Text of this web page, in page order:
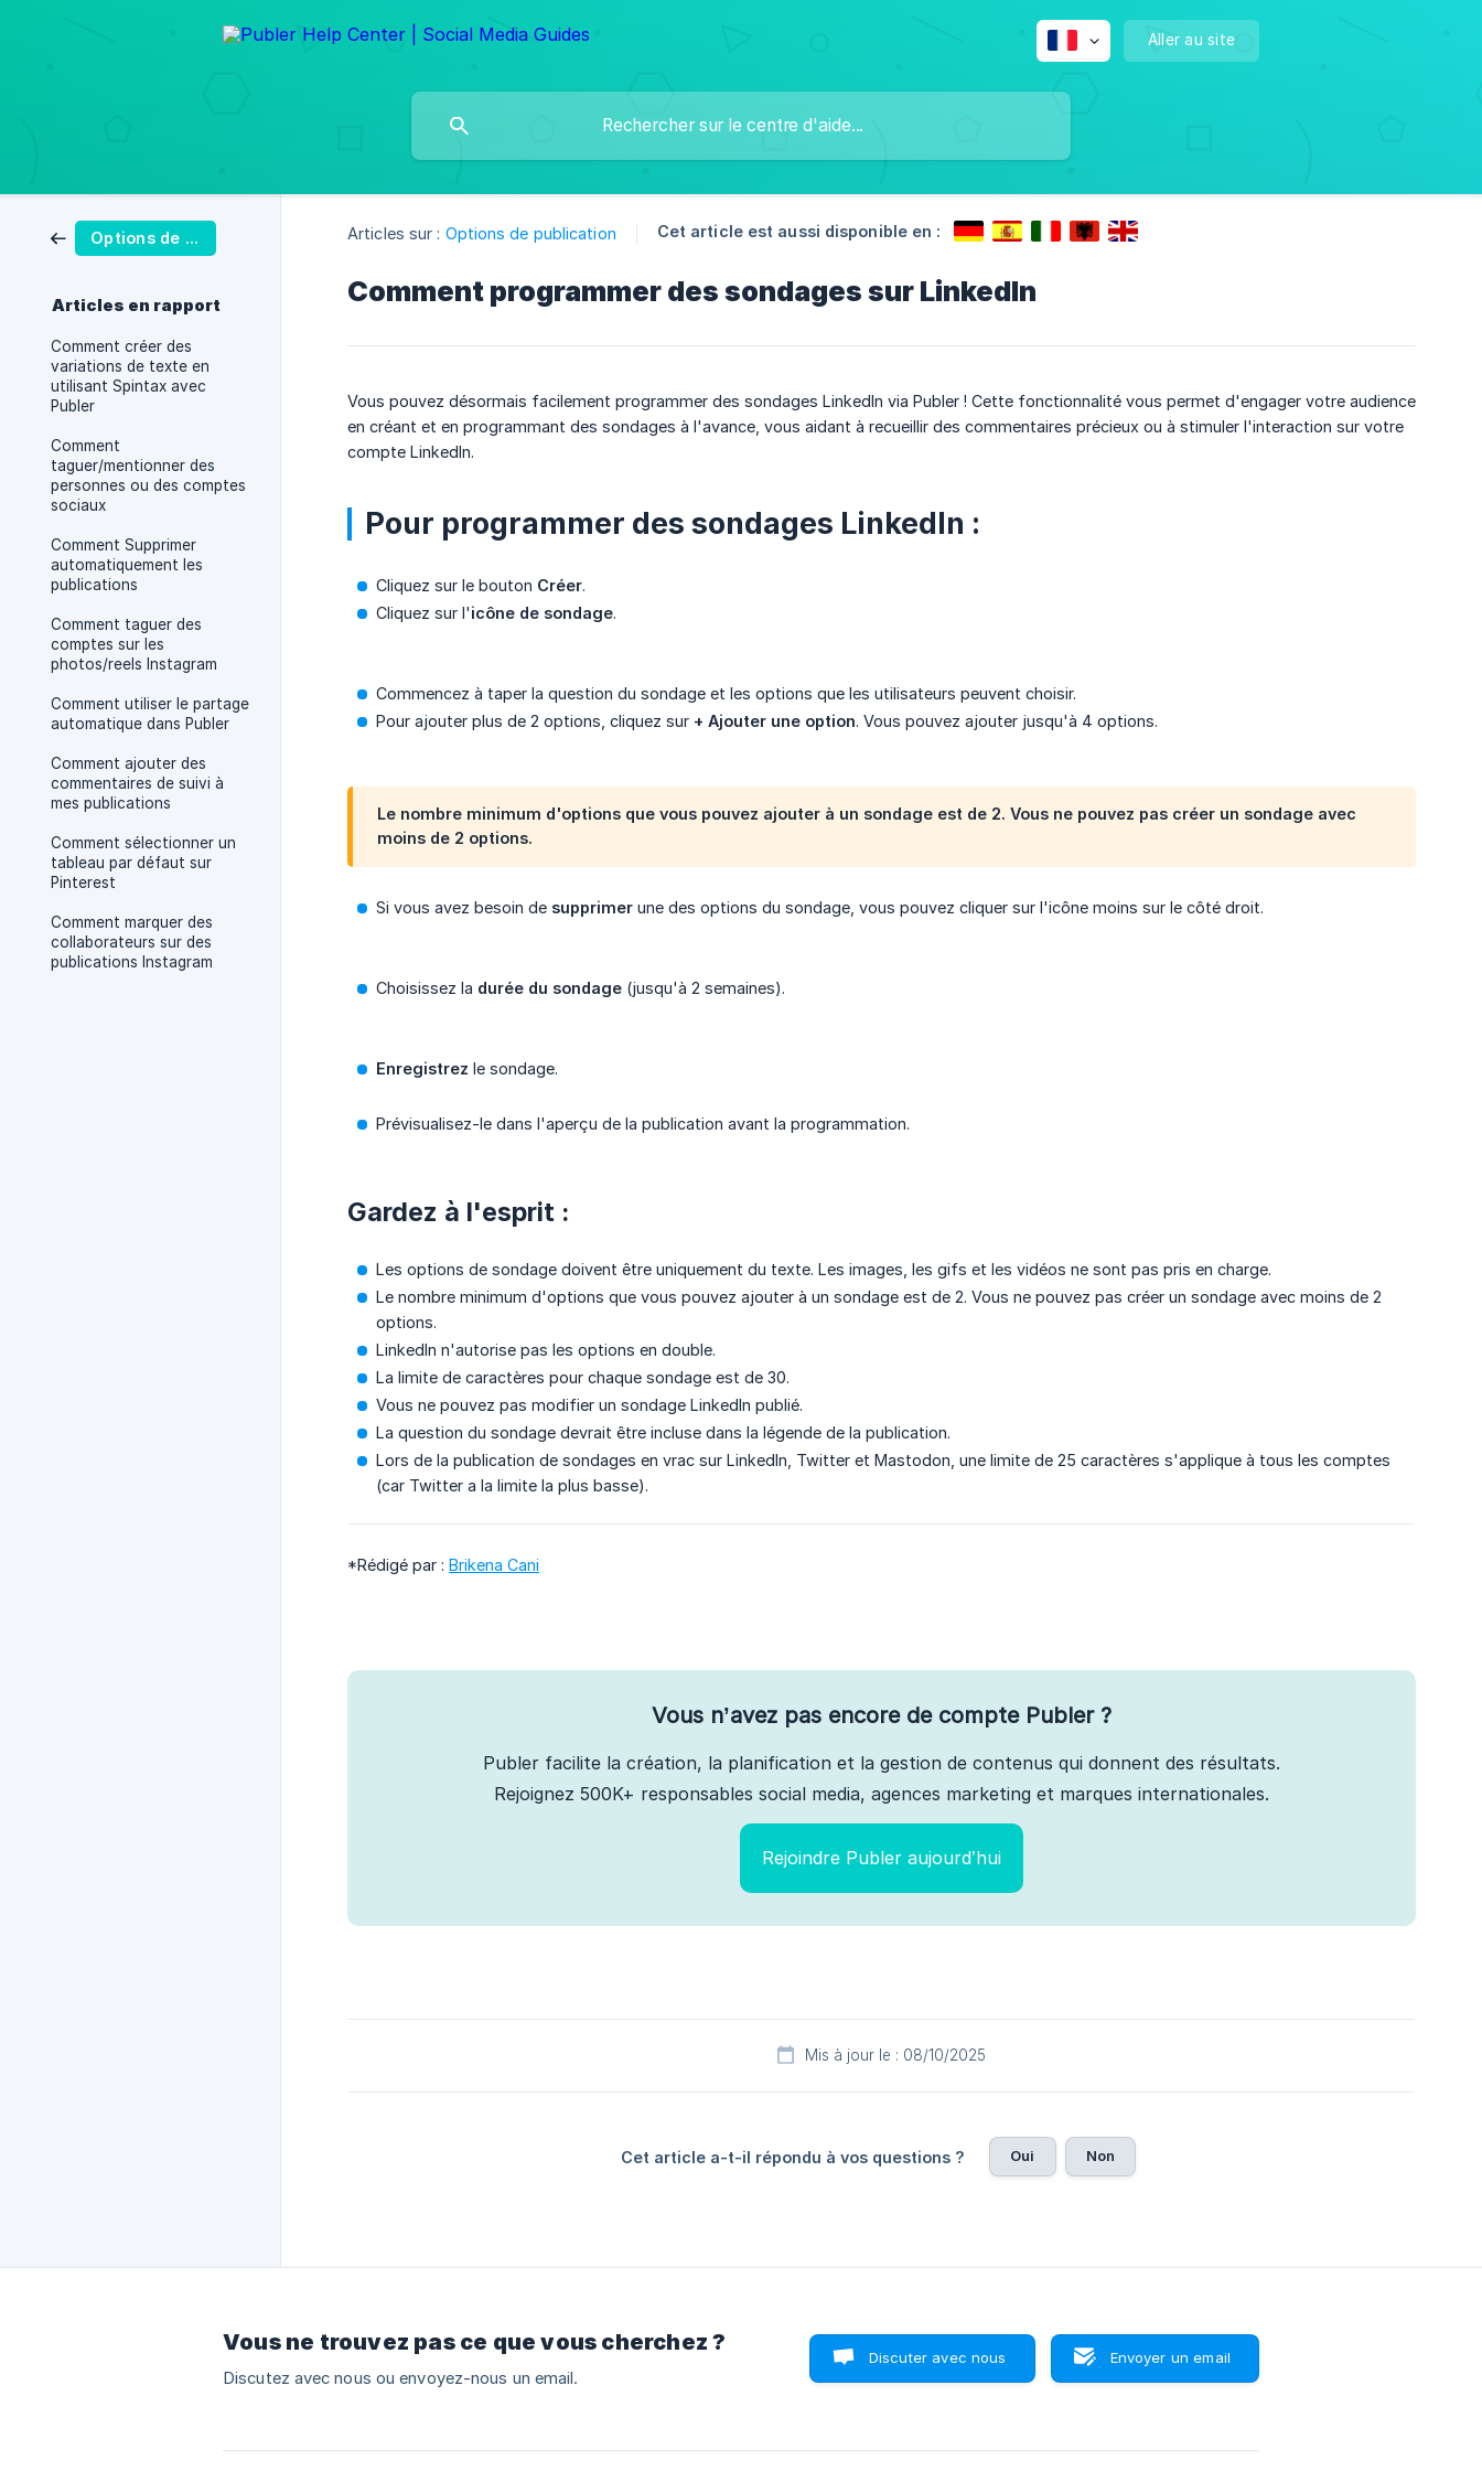
Aller au site
Options de publication
Articles en rapport
Comment créer des
variations de texte en
utilisant Spintax avec
Publer
Comment
taguer/mentionner des
personnes ou des comptes
sociaux
Comment Supprimer
automatiquement les
publications
Comment taguer des
comptes sur les
photos/reels Instagram
Comment utiliser le partage
automatique dans Publer
Comment ajouter des
commentaires de suivi à
mes publications
Comment sélectionner un
tableau par défaut sur
Pinterest
Comment marquer des
collaborateurs sur des
publications Instagram
Articles sur : Options de publication Cet article est aussi disponible en :
Comment programmer des sondages sur LinkedIn
Vous pouvez désormais facilement programmer des sondages LinkedIn via Publer ! Cette fonctionnalité vous permet d'engager votre audience
en créant et en programmant des sondages à l'avance, vous aidant à recueillir des commentaires précieux ou à stimuler l'interaction sur votre
compte LinkedIn.
Pour programmer des sondages LinkedIn :
Cliquez sur le bouton Créer.
Cliquez sur l'icône de sondage.
Commencez à taper la question du sondage et les options que les utilisateurs peuvent choisir.
Pour ajouter plus de 2 options, cliquez sur + Ajouter une option. Vous pouvez ajouter jusqu'à 4 options.
Le nombre minimum d'options que vous pouvez ajouter à un sondage est de 2. Vous ne pouvez pas créer un sondage avec
moins de 2 options.
Si vous avez besoin de supprimer une des options du sondage, vous pouvez cliquer sur l'icône moins sur le côté droit.
Choisissez la durée du sondage (jusqu'à 2 semaines).
Enregistrez le sondage.
Prévisualisez-le dans l'aperçu de la publication avant la programmation.
Gardez à l'esprit :
Les options de sondage doivent être uniquement du texte. Les images, les gifs et les vidéos ne sont pas pris en charge.
Le nombre minimum d'options que vous pouvez ajouter à un sondage est de 2. Vous ne pouvez pas créer un sondage avec moins de 2
options.
LinkedIn n'autorise pas les options en double.
La limite de caractères pour chaque sondage est de 30.
Vous ne pouvez pas modifier un sondage LinkedIn publié.
La question du sondage devrait être incluse dans la légende de la publication.
Lors de la publication de sondages en vrac sur LinkedIn, Twitter et Mastodon, une limite de 25 caractères s'applique à tous les comptes
(car Twitter a la limite la plus basse).
*Rédigé par : Brikena Cani
Vous n’avez pas encore de compte Publer ?
Publer facilite la création, la planification et la gestion de contenus qui donnent des résultats.
Rejoignez 500K+ responsables social media, agences marketing et marques internationales.
Rejoindre Publer aujourd’hui
Mis à jour le : 08/10/2025
Cet article a-t-il répondu à vos questions ? Oui Non
Vous ne trouvez pas ce que vous cherchez ?
Discutez avec nous ou envoyez-nous un email.
Discuter avec nous Envoyer un email